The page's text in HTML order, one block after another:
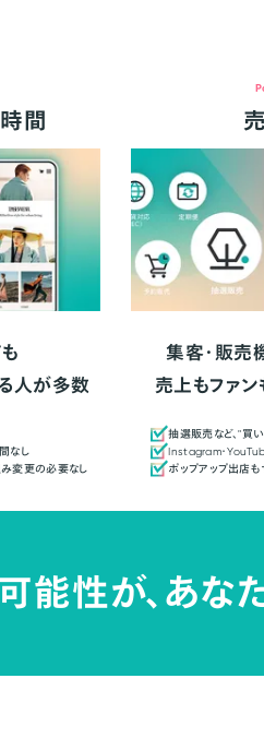
間
人が多数
なし
み変更の必要なし
集客・販売
売上もファ
抽選販売など、"買
Instagram・
ポップアップ出店も
能性が、あな